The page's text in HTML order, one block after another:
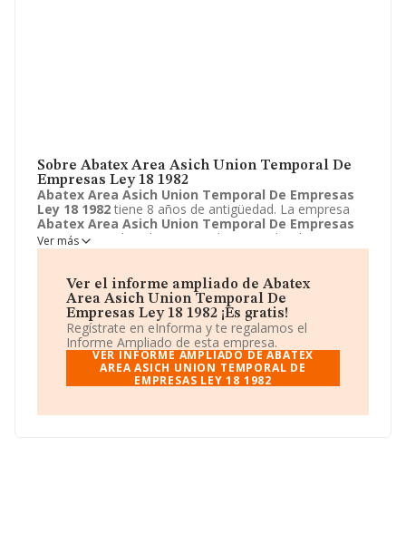
Sobre Abatex Area Asich Union Temporal De
Empresas Ley 18 1982
Abatex Area Asich Union Temporal De Empresas
Ley 18 1982 tiene 8 años de antigüedad. La empresa
Abatex Area Asich Union Temporal De Empresas
Ley 18 1982
ubicada en Avenida san Pedro de
Alcantara, 8 - 3 IZD, Caceres, Caceres. Su actividad
asociativas n.c.o.p.. La forma jurídica deAbatex Area
Asich Union Temporal De Empresas Ley 18 1982
Unión temporal de empresas.
Ver más
Ver el informe ampliado de Abatex
Area Asich Union Temporal De
Empresas Ley 18 1982 ¡Es gratis!
Regístrate en eInforma y te regalamos el
Informe Ampliado de esta empresa.
VER INFORME AMPLIADO DE ABATEX
AREA ASICH UNION TEMPORAL DE
EMPRESAS LEY 18 1982